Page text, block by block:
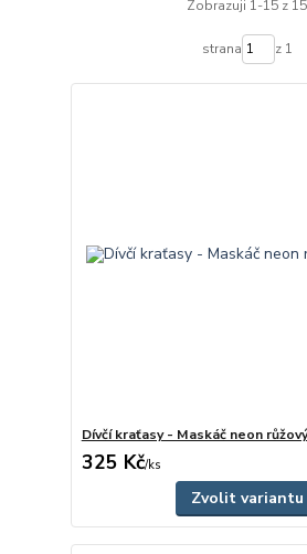
Zobrazuji 1-15 z 15
strana z 1
Dívčí kraťasy - Maskáč neon
325 Kč/ks
Zvolit variantu